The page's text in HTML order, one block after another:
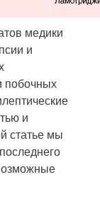
медики
и
побочных
и
статье мы